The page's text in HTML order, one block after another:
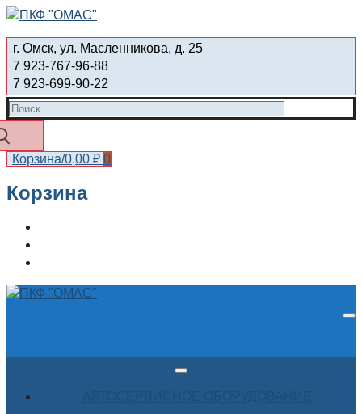
Перейти
содержимому
Меню
Закрыть
г. Омск, ул. Масленникова, д. 25
7 923-767-96-88
7 923-699-90-22
Найти:
Корзина/0,00 ₽ 0
Корзина